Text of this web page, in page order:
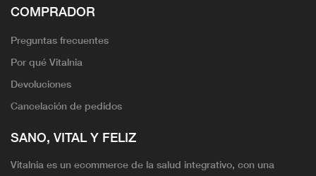
COMPRADOR
Preguntas frecuentes
Por qué Vitalnia
Devoluciones
Cancelación de pedidos
SANO, VITAL Y FELIZ
Vitalnia es un ecommerce de la salud integrativo, con una